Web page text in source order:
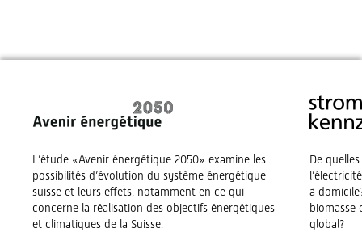
L’étude «Avenir énergétique 2050» examine les
possibilités d’évolution du système énergétique
suisse et leurs effets, notamment en ce qui
concerne la réalisation des objectifs énergétiques
et climatiques de la Suisse.
De
à
biomasse
global?